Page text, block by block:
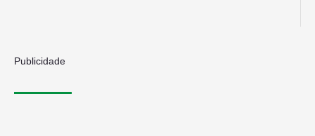
Publicidade